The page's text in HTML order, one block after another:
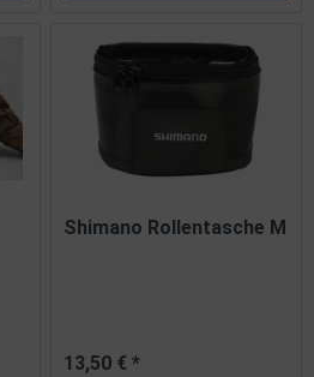
Shimano Rollentasche M
13,50 € *